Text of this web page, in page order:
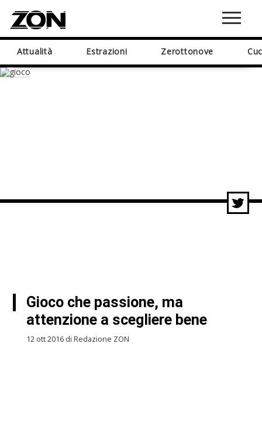
Attualità Estrazioni Zerottonove
Gioco che passione, ma
attenzione a scegliere bene
12 ott 2016 di Redazione ZON